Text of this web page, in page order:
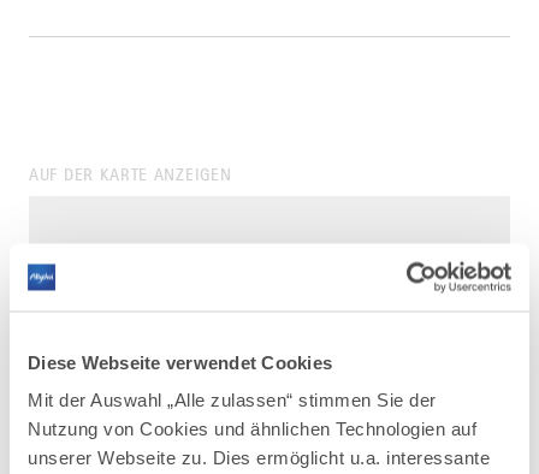
Diese Webseite verwendet Cookies
Mit der Auswahl „Alle zulassen“ stimmen Sie der
Nutzung von Cookies und ähnlichen Technologien auf
unserer Webseite zu. Dies ermöglicht u.a. interessante
AUF DER KARTE ANZEIGEN